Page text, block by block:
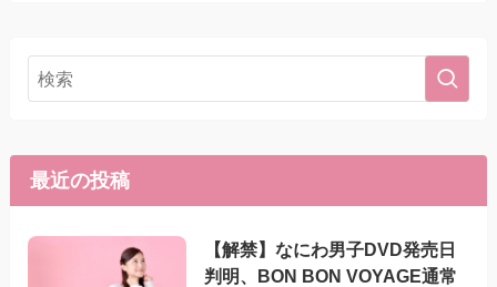
最近の投稿
【解禁】なにわ男子DVD発売日
判明、BON BON VOYAGE通常